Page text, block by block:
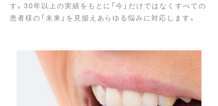
す。30年以上の実績をもとに「今」だけではなくすべての
患者様の「未来」を見据えあらゆる悩みに対応します。